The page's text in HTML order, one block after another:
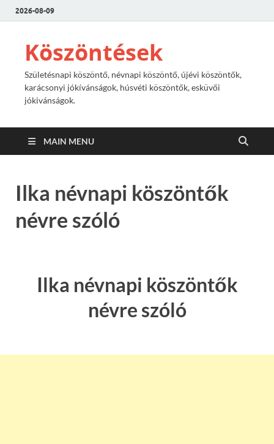
2026-08-09
Köszöntések
Születésnapi köszöntő, névnapi köszöntő, újévi köszöntők,
karácsonyi jókívánságok, húsvéti köszöntők, esküvői
jókivánságok.
MAIN MENU
Ilka névnapi köszöntők
névre szóló
Ilka névnapi köszöntők
névre szóló